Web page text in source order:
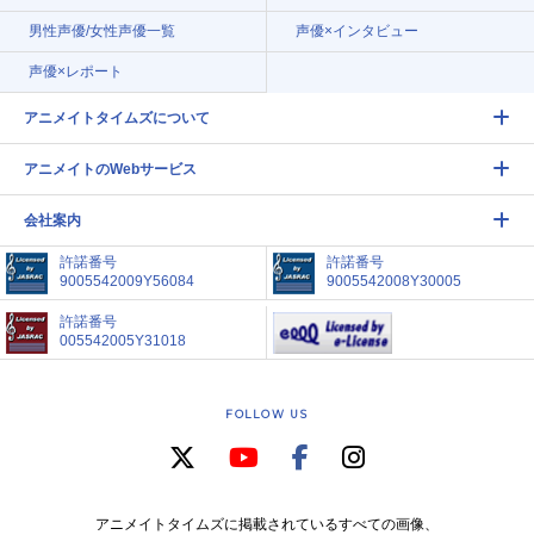
男性声優/女性声優一覧 声優×インタビュー
声優×レポート
アニメイトタイムズについて
アニメイトのWebサービス
会社案内
許諾番号
9005542009Y56084
許諾番号
9005542008Y30005
許諾番号
005542005Y31018
FOLLOW US
アニメイトタイムズに掲載されているすべての画像、